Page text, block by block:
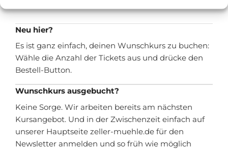
Neu hier?
Es ist ganz einfach, deinen Wunschkurs zu buchen:
Wähle die Anzahl der Tickets aus und drücke den
Bestell-Button.
Wunschkurs ausgebucht?
Keine Sorge. Wir arbeiten bereits am nächsten
Kursangebot. Und in der Zwischenzeit einfach auf
unserer Hauptseite zeller-muehle.de für den
Newsletter anmelden und so früh wie möglich